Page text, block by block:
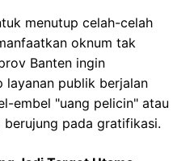
menutup celah-celah
oknum tak
Banten ingin
layanan publik berjalan
embel "uang pelicin" atau
pada gratifikasi.